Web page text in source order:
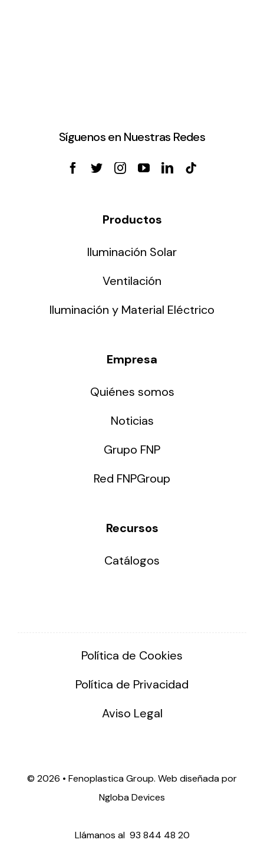
Síguenos en Nuestras Redes
Productos
Iluminación Solar
Ventilación
Iluminación y Material Eléctrico
Empresa
Quiénes somos
Noticias
Grupo FNP
Red FNPGroup
Recursos
Catálogos
Política de Cookies
Política de Privacidad
Aviso Legal
© 2026 • Fenoplastica Group. Web diseñada por
Ngloba Devices
Llámanos al 93 844 48 20